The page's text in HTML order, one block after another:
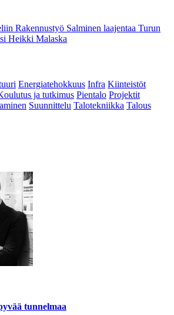
Rakennustyö Salminen laajentaa Turun
Heikki Malaska
Energiatehokkuus Infra Kiinteistöt
ja tutkimus Pientalo Projektit
Suunnittelu Talotekniikka Talous
tunnelmaa